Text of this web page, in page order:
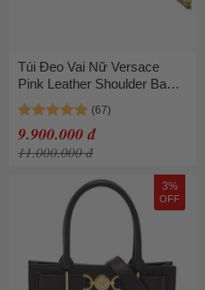
Túi Đeo Vai Nữ Versace
Pink Leather Shoulder Bag
Màu Hồng
9.900.000 đ
11.000.000 đ
3%
OFF